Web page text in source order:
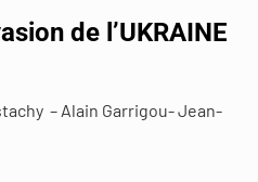
de l’UKRAINE
– Alain Garrigou- Jean-